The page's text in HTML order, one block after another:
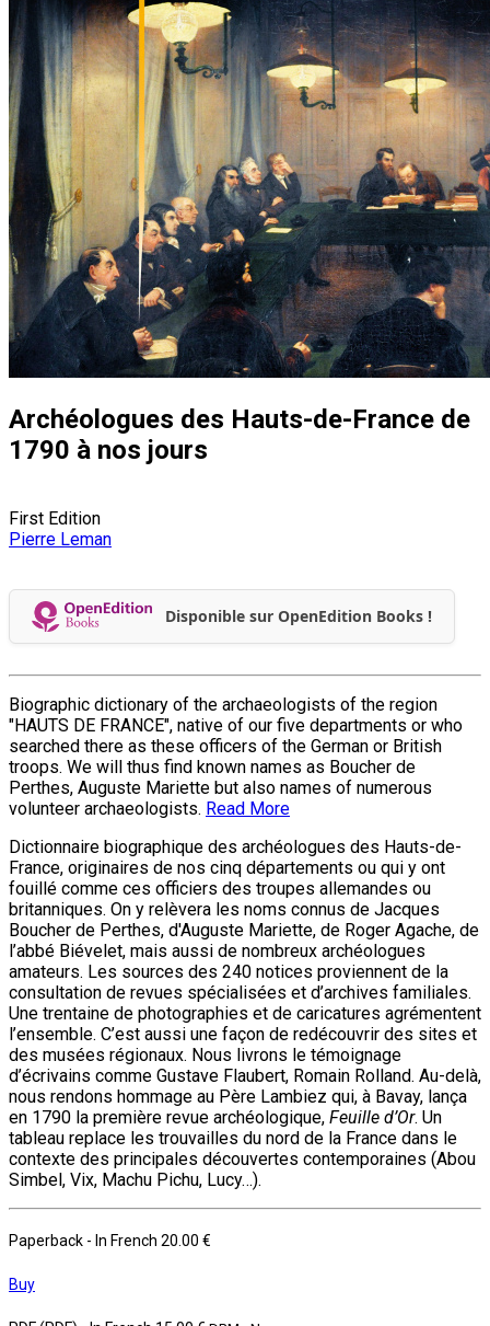
Archéologues des Hauts-de-France de
1790 à nos jours
First Edition
Pierre Leman
Disponible sur OpenEdition Books !
Biographic dictionary of the archaeologists of the region
"HAUTS DE FRANCE", native of our five departments or who
searched there as these officers of the German or British
troops. We will thus find known names as Boucher de
Perthes, Auguste Mariette but also names of numerous
volunteer archaeologists. Read More
Dictionnaire biographique des archéologues des Hauts-de-
France, originaires de nos cinq départements ou qui y ont
fouillé comme ces officiers des troupes allemandes ou
britanniques. On y relèvera les noms connus de Jacques
Boucher de Perthes, d'Auguste Mariette, de Roger Agache, de
l’abbé Biévelet, mais aussi de nombreux archéologues
amateurs. Les sources des 240 notices proviennent de la
consultation de revues spécialisées et d’archives familiales.
Une trentaine de photographies et de caricatures agrémentent
l’ensemble. C’est aussi une façon de redécouvrir des sites et
des musées régionaux. Nous livrons le témoignage
d’écrivains comme Gustave Flaubert, Romain Rolland. Au-delà,
nous rendons hommage au Père Lambiez qui, à Bavay, lança
en 1790 la première revue archéologique, Feuille d’Or. Un
tableau replace les trouvailles du nord de la France dans le
contexte des principales découvertes contemporaines (Abou
Simbel, Vix, Machu Pichu, Lucy…).
Paperback - In French 20.00 €
Buy